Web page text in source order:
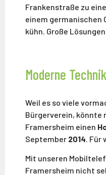
Frankenstraße zu
einem germanischen
kühn. Große
Moderne
Weil es so viele
Bürgerverein, könnte
Framersheim einen
September 2014. Für
Mit unseren
Framersheim nicht